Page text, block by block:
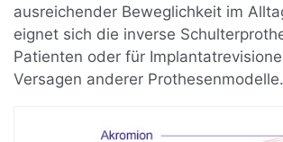
ausreichender Beweglichkeit im
eignet sich die inverse
Patienten oder für
Versagen anderer Prothesenmodelle.